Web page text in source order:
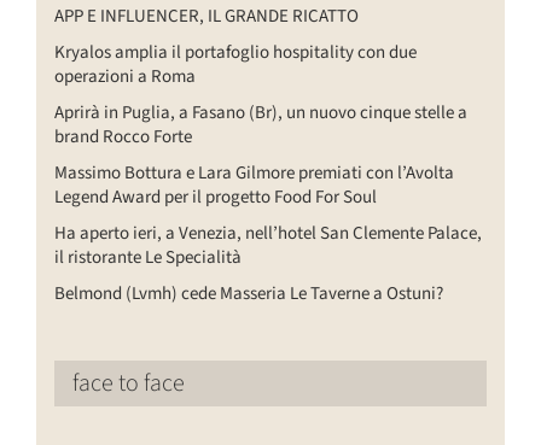
APP E INFLUENCER, IL GRANDE RICATTO
Kryalos amplia il portafoglio hospitality con due
operazioni a Roma
Aprirà in Puglia, a Fasano (Br), un nuovo cinque stelle a
brand Rocco Forte
Massimo Bottura e Lara Gilmore premiati con l’Avolta
Legend Award per il progetto Food For Soul
Ha aperto ieri, a Venezia, nell’hotel San Clemente Palace,
il ristorante Le Specialità
Belmond (Lvmh) cede Masseria Le Taverne a Ostuni?
face to face